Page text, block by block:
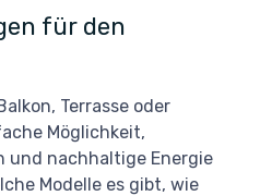
für den
Terrasse oder
Möglichkeit,
und nachhaltige Energie
Modelle es gibt, wie